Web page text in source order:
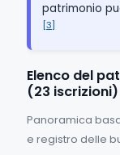
patrimonio
[3]
Elenco del
(23 iscrizioni)
Panoramica
e registro delle